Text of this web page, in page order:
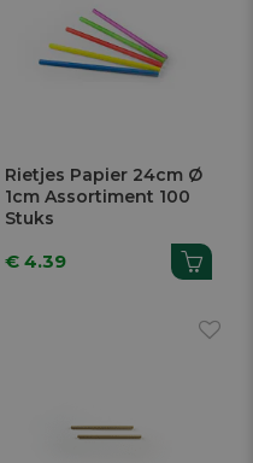
Rietjes Papier 24cm Ø
1cm Assortiment 100
Stuks
€ 4.39